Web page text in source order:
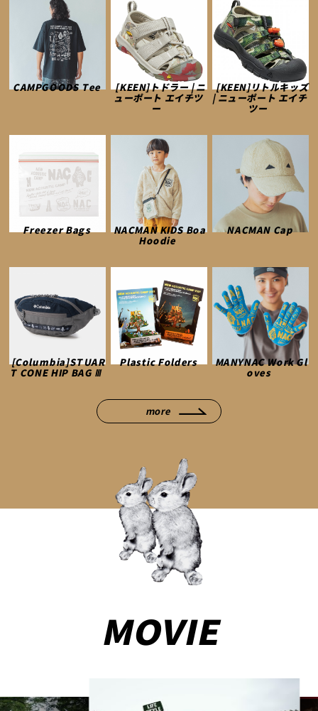
CAMPGOODS Tee [KEEN]トドラー | ニ
ューポート エイチツ
ー
[KEEN]リトルキッズ
| ニューポート エイチ
ツー
Freezer Bags NACMAN KIDS Boa
Hoodie
NACMAN Cap
[Columbia]STUAR
T CONE HIP BAG Ⅲ
Plastic Folders MANYNAC Work Gl
oves
more
MOVIE